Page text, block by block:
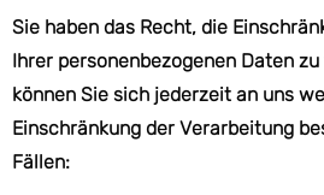
Sie haben das Recht, die
Ihrer personenbezogenen Daten
können Sie sich jederzeit an uns
Einschränkung der Verarbeitung
Fällen: